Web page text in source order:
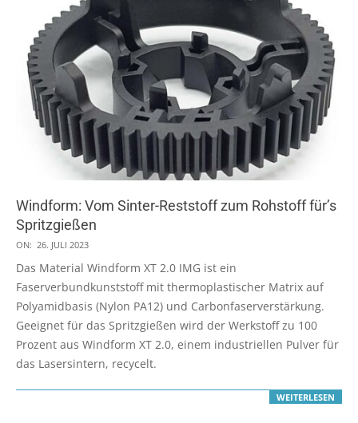
Windform: Vom Sinter-Reststoff zum Rohstoff für’s
Spritzgießen
2023-
07-
26
ON: 26. JULI 2023
Das Material Windform XT 2.0 IMG ist ein
Faserverbundkunststoff mit thermoplastischer Matrix auf
Polyamidbasis (Nylon PA12) und Carbonfaserverstärkung.
Geeignet für das Spritzgießen wird der Werkstoff zu 100
Prozent aus Windform XT 2.0, einem industriellen Pulver für
das Lasersintern, recycelt.
WEITERLESEN